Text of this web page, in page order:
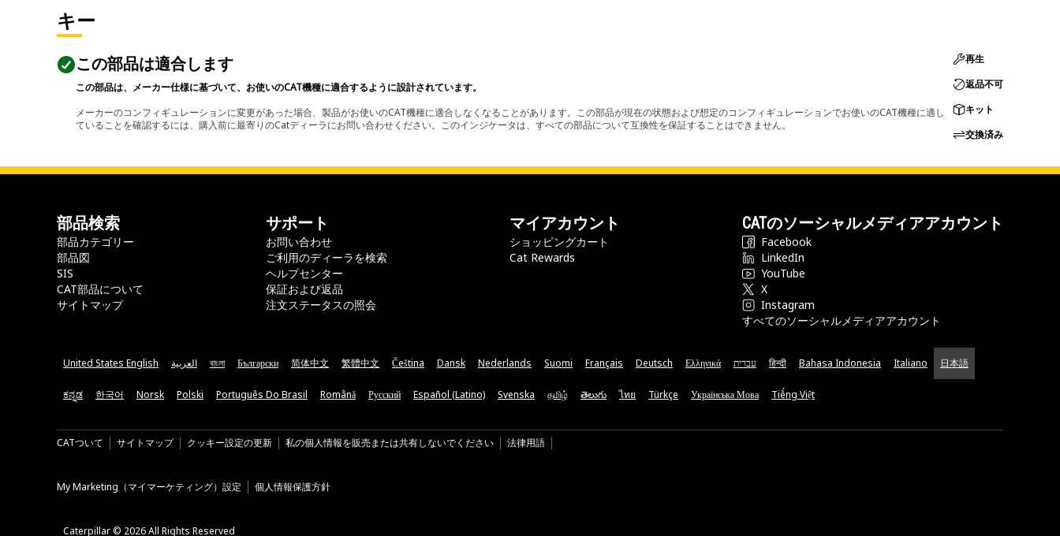
キー
この部品は適合します
この部品は、メーカー仕様に基づいて、お使いのCAT機種に適合するように設計されています。
メーカーのコンフィギュレーションに変更があった場合、製品がお使いのCAT機種に適合しなくなることがあります。この部品が現在の状態および想定のコンフィギュレーションでお使いのCAT機種に適し
ていることを確認するには、購入前に最寄りのCatディーラにお問い合わせください。このインジケータは、すべての部品について互換性を保証することはできません。
再生
返品不可
キット
交換済み
部品検索
部品カテゴリー
部品図
SIS
CAT部品について
サイトマップ
サポート
お問い合わせ
ご利用のディーラを検索
ヘルプセンター
保証および返品
注文ステータスの照会
マイアカウント
ショッピングカート
Cat Rewards
CATのソーシャルメディアアカウント
Facebook
LinkedIn
YouTube
X
Instagram
すべてのソーシャルメディアアカウント
United States English العربية বাংলা Български 简体中文 繁體中文 Čeština Dansk Nederlands Suomi Français Deutsch Ελληνικά עברית हिन्दी Bahasa Indonesia Italiano 日本語
ಕನ್ನಡ 한국어 Norsk Polski Português Do Brasil Română Русский Español (Latino) Svenska தமிழ் తెలుగు ไทย Türkçe Українська Мова Tiếng Việt
CATついて サイトマップ クッキー設定の更新 私の個人情報を販売または共有しないでください 法律用語
My Marketing（マイマーケティング）設定 個人情報保護方針
Caterpillar © 2026 All Rights Reserved